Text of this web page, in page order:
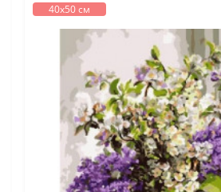
40х50 см